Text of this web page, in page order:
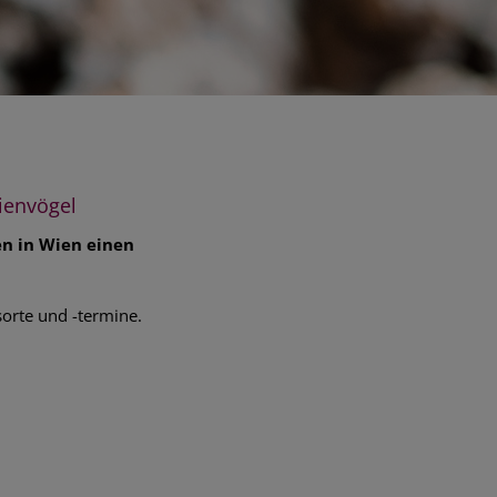
in Wien einen
und -termine.